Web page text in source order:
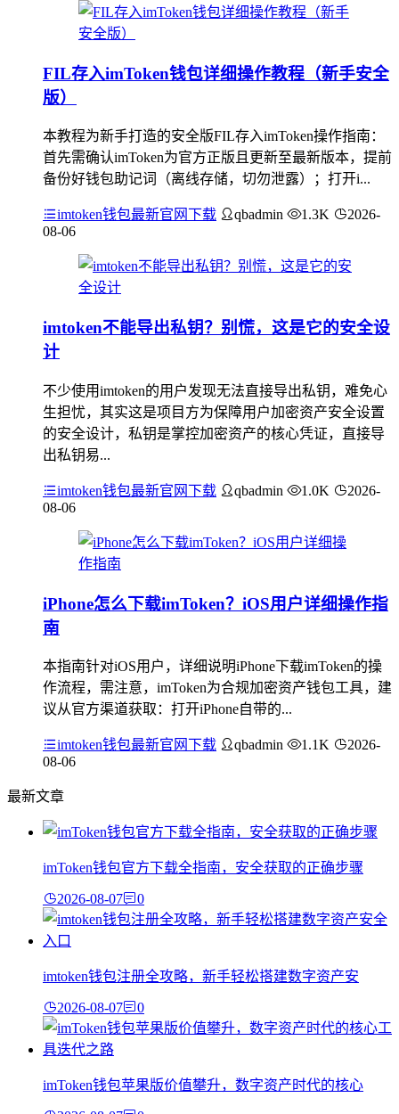
FIL存入imToken钱包详细操作教程（新手安全
版）
本教程为新手打造的安全版FIL存入imToken操作指南：
首先需确认imToken为官方正版且更新至最新版本，提前
备份好钱包助记词（离线存储，切勿泄露）；打开i...
imtoken钱包最新官网下载 qbadmin 1.3K
2026-
08-06
imtoken不能导出私钥？别慌，这是它的安全设
计
不少使用imtoken的用户发现无法直接导出私钥，难免心
生担忧，其实这是项目方为保障用户加密资产安全设置
的安全设计，私钥是掌控加密资产的核心凭证，直接导
出私钥易...
imtoken钱包最新官网下载 qbadmin 1.0K
2026-
08-06
iPhone怎么下载imToken？iOS用户详细操作指
南
本指南针对iOS用户，详细说明iPhone下载imToken的操
作流程，需注意，imToken为合规加密资产钱包工具，建
议从官方渠道获取：打开iPhone自带的...
imtoken钱包最新官网下载 qbadmin 1.1K
2026-
08-06
最新文章
imToken钱包官方下载全指南，安全获取的正确步骤
2026-08-07 0
imtoken钱包注册全攻略，新手轻松搭建数字资产安
2026-08-07 0
imToken钱包苹果版价值攀升，数字资产时代的核心